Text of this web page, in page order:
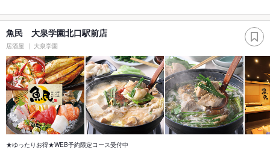
魚民 大泉学園北口駅前店
居酒屋 大泉学園
★ゆったりお得★WEB予約限定コース受付中